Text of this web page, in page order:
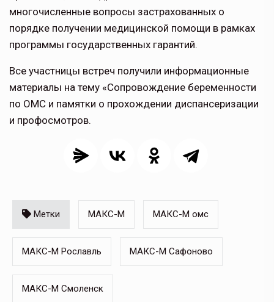
многочисленные вопросы застрахованных о
порядке получении медицинской помощи в рамках
программы государственных гарантий.
Все участницы встреч получили информационные
материалы на тему «Сопровождение беременности
по ОМС и памятки о прохождении диспансеризации
и профосмотров.
Метки МАКС-М МАКС-М омс
МАКС-М Рославль МАКС-М Сафоново
МАКС-М Смоленск